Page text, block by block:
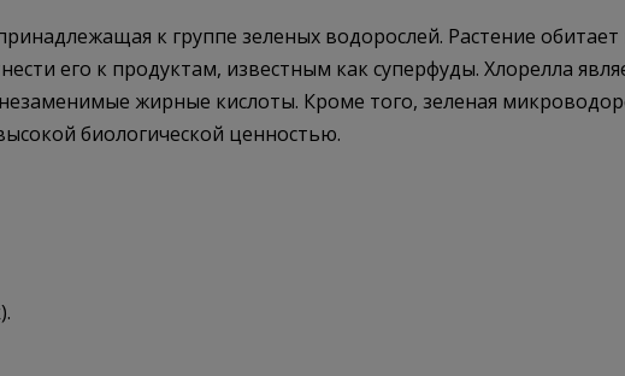
к группе зеленых водорослей. Растение
его к продуктам, известным как суперфуды. Хлорелла
жирные кислоты. Кроме того, зеленая
биологической ценностью.